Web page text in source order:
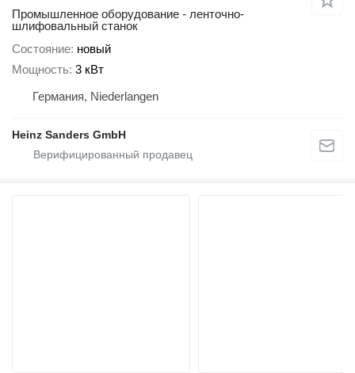
Промышленное оборудование - ленточно-
шлифовальный станок
Состояние новый
Мощность 3 кВт
Германия, Niederlangen
Heinz Sanders GmbH